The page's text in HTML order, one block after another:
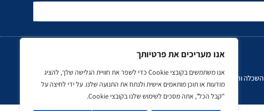
אנו מעריכים את פרטיותך
אנו משתמשים בקובצי Cookie כדי לשפר את חוויית הגלישה שלך, להציג
מודעות או תוכן מותאמים אישית ולנתח את התנועה שלנו. על ידי לחיצה על
"קבל הכל", אתה מסכים לשימוש שלנו בקובצי Cookie.
השכלה וחינוך רכב, תעופה ותחבורה ספורט נדל"ן